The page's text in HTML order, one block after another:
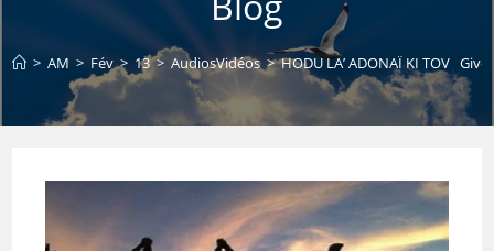
> AM > Fév > 13 > AudiosVidéos > HODU LA’ ADONAÏ KI TOV